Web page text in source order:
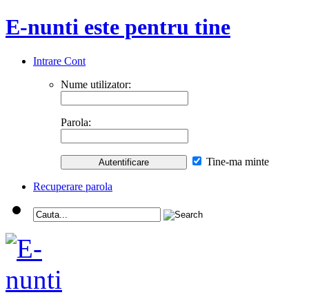
E-nunti este pentru tine
Intrare Cont
Nume utilizator:
Parola:
Tine-ma minte
Recuperare parola